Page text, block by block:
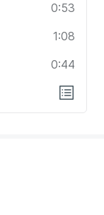
0:53
1:08
0:44